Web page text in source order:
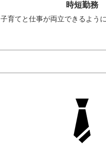
時短勤務
子育てと仕事が両立できるよう